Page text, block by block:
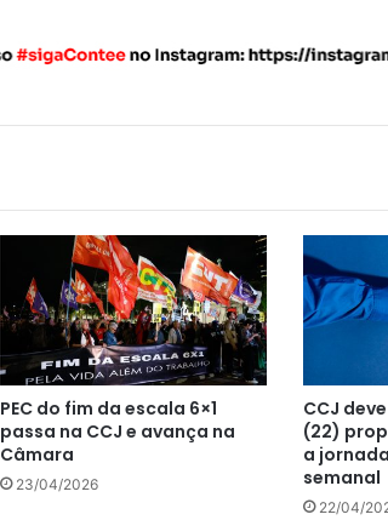
PEC do fim da escala 6×1
passa na CCJ e avança na
Câmara
23/04/2026
CCJ
(22)
a
semanal
22/04/